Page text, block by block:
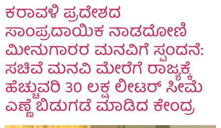
ಕರಾವಳಿ ಪ್ರದೇಶದ
ಸಾಂಪ್ರದಾಯಿಕ ನಾಡದೋಣಿ
ಮೀನುಗಾರರ ಮನವಿಗೆ ಸ್ಪಂದನೆ:
ಸಚಿವೆ ಮನವಿ ಮೇರೆಗೆ ರಾಜ್ಯಕ್ಕೆ
ಹೆಚ್ಚುವರಿ 30 ಲಕ್ಷ ಲೀಟರ್ ಸೀಮೆ
ಎಣ್ಣೆ ಬಿಡುಗಡೆ ಮಾಡಿದ ಕೇಂದ್ರ